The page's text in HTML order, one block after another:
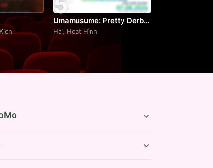
Umamusume: Pretty Derby - Khởi Đầu Kỷ Nguyên Mới
Hài, Hoạt Hình